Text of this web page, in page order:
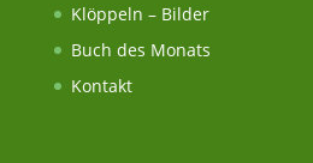
Klöppeln – Bilder
Buch des Monats
Kontakt